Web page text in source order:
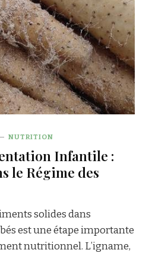
NUTRITION
Infantile :
le Régime des
solides dans
est une étape importante
nutritionnel. L’igname,